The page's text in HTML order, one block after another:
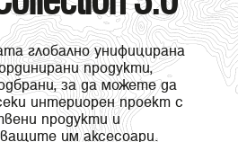
глобално унифицирана
продукти,
за да можете да
интериорен проект с
продукти и
им аксесоари.